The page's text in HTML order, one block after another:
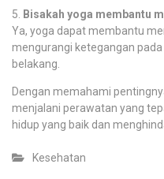
Bisakah yoga membantu
Ya, yoga dapat membantu
mengurangi ketegangan
belakang.
Dengan memahami
menjalani perawatan yang
hidup yang baik dan
Kesehatan